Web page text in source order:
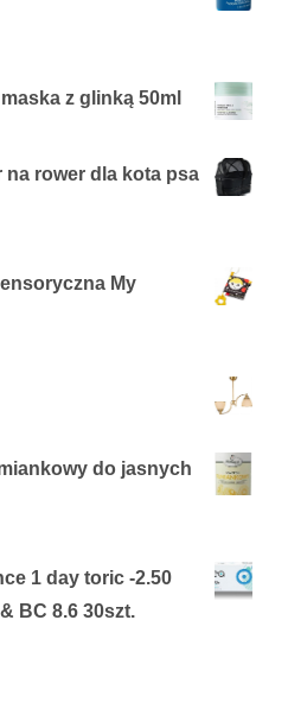
z glinką 50ml
rower dla kota psa
My
do jasnych
1 day toric -2.50
BC 8.6 30szt.